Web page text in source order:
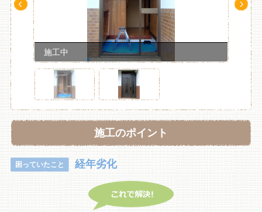
施工中
施工のポイント
困っていたこと 経年劣化